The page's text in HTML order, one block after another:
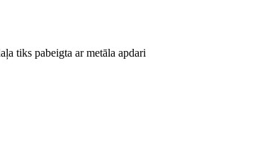
tiks pabeigta ar metāla apdari